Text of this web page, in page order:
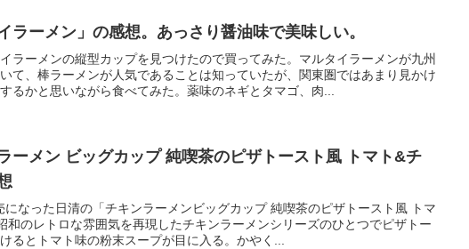
ラーメン」の感想。あっさり醤油味で美味しい。
ラーメンの縦型カップを見つけたので買ってみた。マルタイラーメンが九州
て、棒ラーメンが人気であることは知っていたが、関東圏ではあまり見かけ
るかと思いながら食べてみた。薬味のネギとタマゴ、肉...
ーメン ビッグカップ 純喫茶のピザトースト風 トマト&チ
になった日清の「チキンラーメンビッグカップ 純喫茶のピザトースト風 トマ
和のレトロな雰囲気を再現したチキンラーメンシリーズのひとつでピザトー
るとトマト味の粉末スープが目に入る。かやく...